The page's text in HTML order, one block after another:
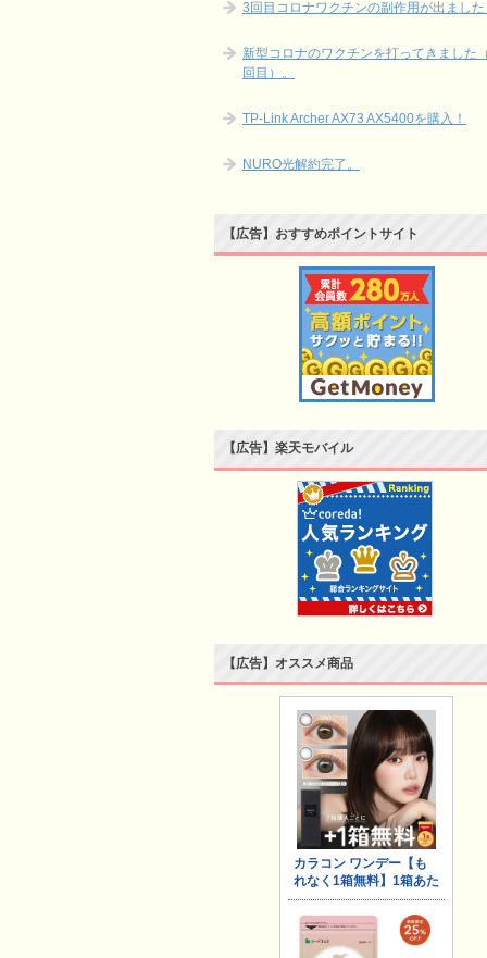
3回目コロナワクチンの副作用が出まし
新型コロナのワクチンを打ってきました
回目）。
TP-Link Archer AX73 AX5400を購入！
NURO光解約完了。
【広告】おすすめポイントサイト
【広告】楽天モバイル
【広告】オススメ商品